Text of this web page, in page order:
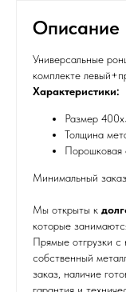
Описание
Универсальные
комплекте
Характеристики:
Размер
Толщина
Порошковая
Минимальный
Мы открыты к
которые
Прямые отгрузки с
собственный
заказ, наличие